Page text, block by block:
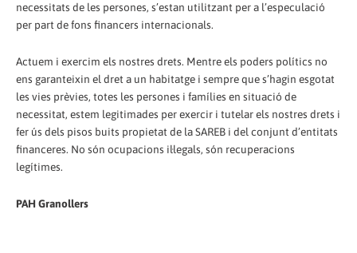
necessitats de les persones, s’estan utilitzant per a l’especulació
per part de fons financers internacionals.
Actuem i exercim els nostres drets. Mentre els poders polítics no
ens garanteixin el dret a un habitatge i sempre que s’hagin esgotat
les vies prèvies, totes les persones i famílies en situació de
necessitat, estem legitimades per exercir i tutelar els nostres drets i
fer ús dels pisos buits propietat de la SAREB i del conjunt d’entitats
financeres. No són ocupacions il·legals, són recuperacions
legítimes.
PAH Granollers